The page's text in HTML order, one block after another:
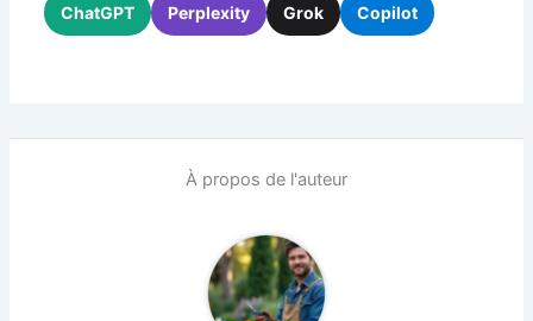
ChatGPT Perplexity Grok Copilot
À propos de l'auteur